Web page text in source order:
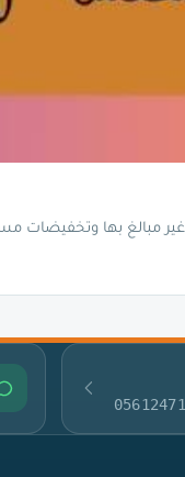
مبالغ بها وتخفيضات